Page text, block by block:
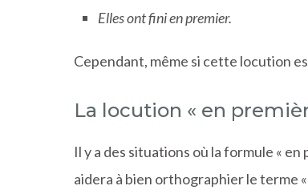
Elles ont fini en premier.
Cependant, même si cette locution
La locution « en
Il y a des situations où la formule «
aidera à bien orthographier le terme